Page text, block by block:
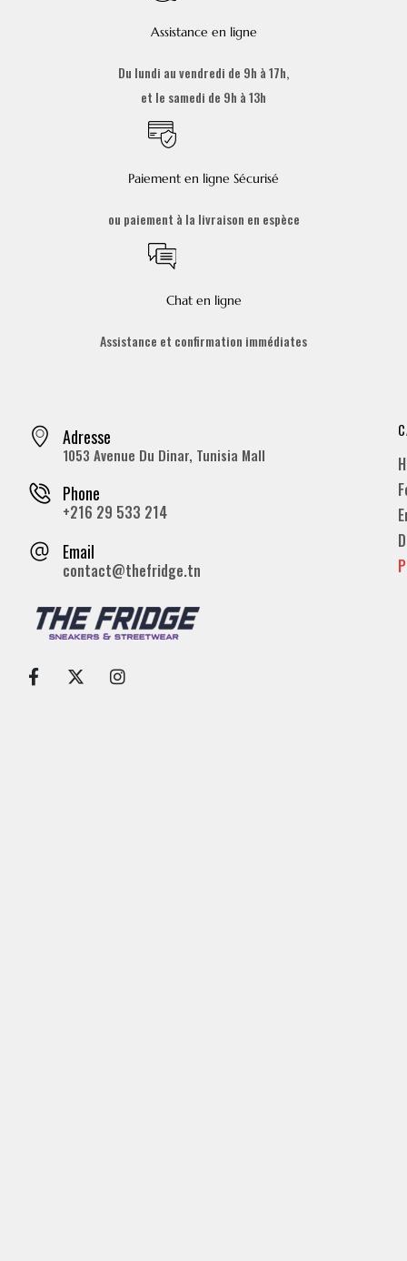
Assistance en ligne
Du lundi au vendredi de 9h à 17h,
et le samedi de 9h à 13h
Paiement en ligne Sécurisé
ou paiement à la livraison en espèce
Chat en ligne
Assistance et confirmation immédiates
Adresse
1053 Avenue Du Dinar, Tunisia Mall
Phone
+216 29 533 214
Email
contact@thefridge.tn